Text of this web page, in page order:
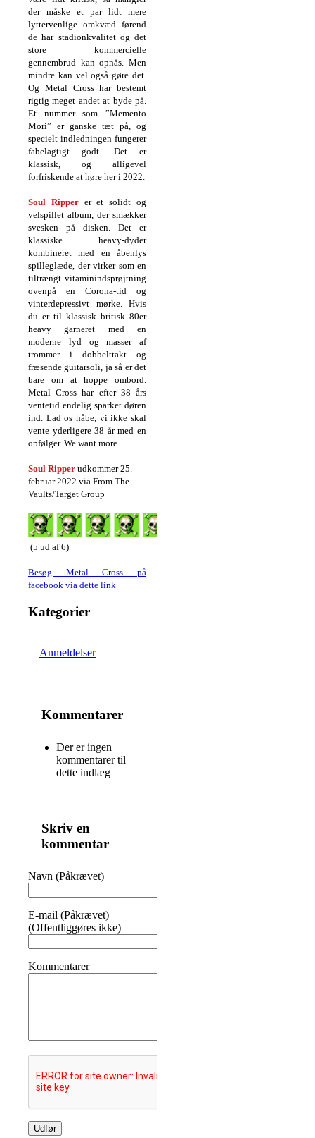
der måske et par lidt mere
lyttervenlige omkvæd førend
de har stadionkvalitet og det
store kommercielle
gennembrud kan opnås. Men
mindre kan vel også gøre det.
Og Metal Cross har bestemt
rigtig meget andet at byde på.
Et nummer som ”Memento
Mori” er ganske tæt på, og
specielt indledningen fungerer
fabelagtigt godt. Det er
klassisk, og alligevel
forfriskende at høre her i 2022.
Soul Ripperer et solidt og
velspillet album, der smækker
svesken på disken. Det er
klassiske heavy-dyder
kombineret med en åbenlys
spilleglæde, der virker som en
tiltrængt vitaminindsprøjtning
ovenpå en Corona-tid og
vinterdepressivt mørke. Hvis
du er til klassisk britisk 80er
heavy garneret med en
moderne lyd og masser af
trommer i dobbelttakt og
fræsende guitarsoli, ja så er det
bare om at hoppe ombord.
Metal Cross har efter 38 års
ventetid endelig sparket døren
ind. Lad os håbe, vi ikke skal
vente yderligere 38 år med en
opfølger. We want more.
Soul Ripper udkommer 25.
februar 2022 via From The
Vaults/Target Group
(5 ud af 6)
Besøg Metal Cross på
facebook via dette link
Kategorier
Anmeldelser
Kommentarer
Der er ingen
kommentarer til
dette indlæg
Skriv en
kommentar
Navn (Påkrævet)
E-mail (Påkrævet)
(Offentliggøres ikke)
Kommentarer